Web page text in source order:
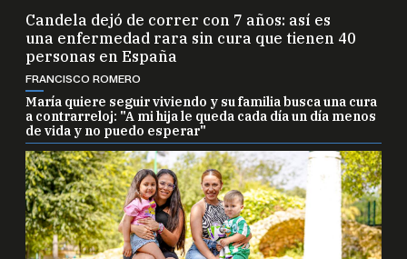
Candela dejó de correr con 7 años: así es
una enfermedad rara sin cura que tienen 40
personas en España
FRANCISCO ROMERO
María quiere seguir viviendo y su familia busca una cura
a contrarreloj: "A mi hija le queda cada día un día menos
de vida y no puedo esperar"